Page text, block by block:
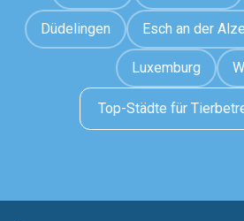
Düdelingen Esch an der
Luxemburg
Top-Städte für